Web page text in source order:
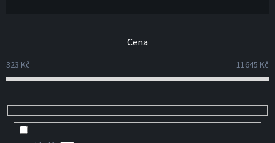
p
r
o
u
Cena
323 Kč 11645 Kč